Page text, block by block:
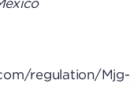
regulation/